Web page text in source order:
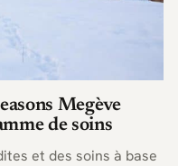
Megève
de soins
et des soins à base